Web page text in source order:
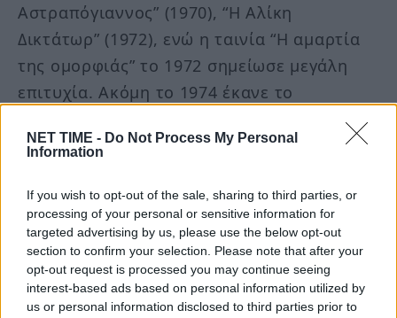
NET TIME - Do Not Process My Personal
Information
If you wish to opt-out of the sale, sharing to third parties, or
processing of your personal or sensitive information for
targeted advertising by us, please use the below opt-out
section to confirm your selection. Please note that after your
opt-out request is processed you may continue seeing
interest-based ads based on personal information utilized by
us or personal information disclosed to third parties prior to
Αστραπόγιαννος” (1970), “Η Αλίκη
Δικτάτωρ” (1972), ενώ η ταινία “Η αμαρτία
της ομορφιάς” το 1972 σημείωσε μεγάλη
επιτυχία. Ακόμη το 1974 έκανε το
τηλεοπτικό του ντεμπούτο μέσω της σειράς
“Οι Δίκαιοι” ακολουθώντας
Ταξίδι”, “Έρωτας και Επανάσταση”, “Η μάχη
των πελαργών”, “Οι φρουροί της Αχαΐας”
και άλλες.
Στην τηλεόραση είχε εμφανιστεί στις